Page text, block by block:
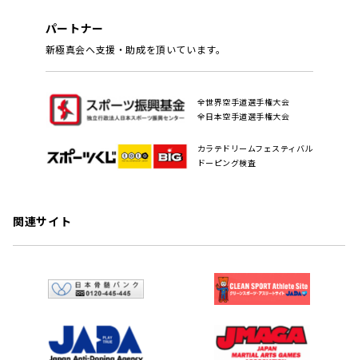
パートナー
新極真会へ支援・助成を頂いています。
全世界空手道選手権大会
全日本空手道選手権大会
カラテドリームフェスティバル
ドーピング検査
関連サイト